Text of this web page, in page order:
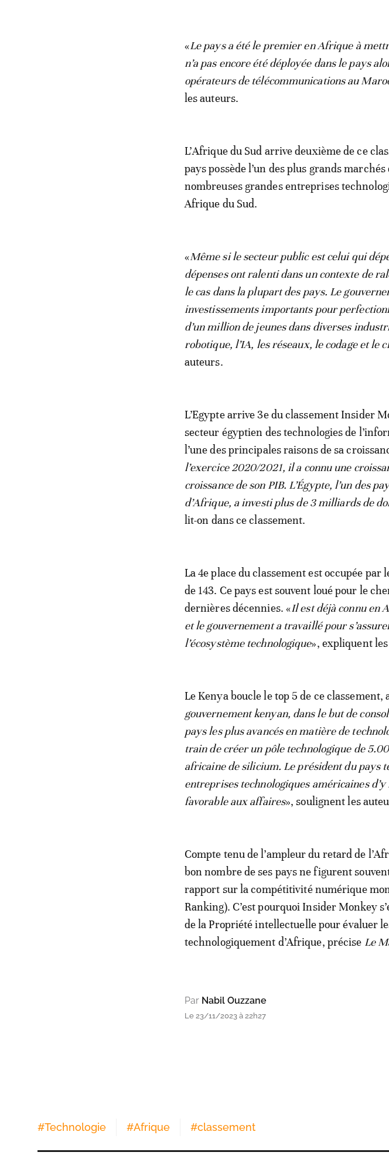
«Le pays a été le premier en Afrique à
n’a pas encore été déployée dans le pays
opérateurs de télécommunications au
les auteurs.
L’Afrique du Sud arrive deuxième de ce
pays possède l’un des plus grands
nombreuses grandes entreprises
Afrique du Sud.
«Même si le secteur public est celui qui
dépenses ont ralenti dans un contexte de
le cas dans la plupart des pays. Le
investissements importants pour
d’un million de jeunes dans diverses
robotique, l’IA, les réseaux, le codage et le
auteurs.
L’Egypte arrive 3e du classement Insider
secteur égyptien des technologies de
l’une des principales raisons de sa
l’exercice 2020/2021, il a connu une
croissance de son PIB. L’Égypte, l’un des
d’Afrique, a investi plus de 3 milliards de
lit-on dans ce classement.
La 4e place du classement est occupée
de 143. Ce pays est souvent loué pour le
dernières décennies. «Il est déjà connu en
et le gouvernement a travaillé pour
l’écosystème technologique», expliquent
Le Kenya boucle le top 5 de ce classement,
gouvernement kenyan, dans le but de
pays les plus avancés en matière de
train de créer un pôle technologique de
africaine de silicium. Le président du pays
entreprises technologiques américaines
favorable aux affaires», soulignent les
Compte tenu de l’ampleur du retard de
bon nombre de ses pays ne figurent
rapport sur la compétitivité numérique
Ranking). C’est pourquoi Insider Monkey
de la Propriété intellectuelle pour évaluer
technologiquement d’Afrique, précise Le
Par Nabil Ouzzane
Le 23/11/2023 à 22h27
#Technologie #Afrique #classement